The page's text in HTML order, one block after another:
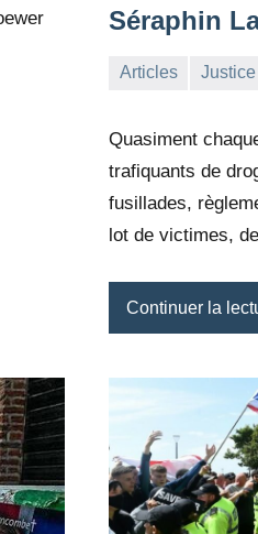
Séraphin
Articles Justice
Quasiment
trafiquants de
fusillades,
lot de victimes,
Continuer la